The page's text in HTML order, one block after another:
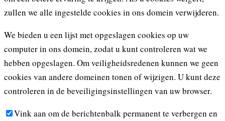
zullen we alle ingestelde cookies in ons domein verwijderen.
We bieden u een lijst met opgeslagen cookies op uw
computer in ons domein, zodat u kunt controleren wat we
hebben opgeslagen. Om veiligheidsredenen kunnen we geen
cookies van andere domeinen tonen of wijzigen. U kunt deze
controleren in de beveiligingsinstellingen van uw browser.
Vink aan om de berichtenbalk permanent te verbergen en